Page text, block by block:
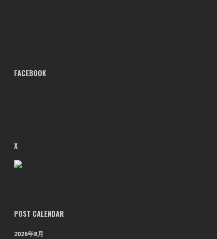
FACEBOOK
X
POST CALENDAR
2026年8月